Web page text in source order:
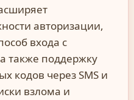
авторизации,
входа с
также поддержку
кодов через SMS и
взлома и